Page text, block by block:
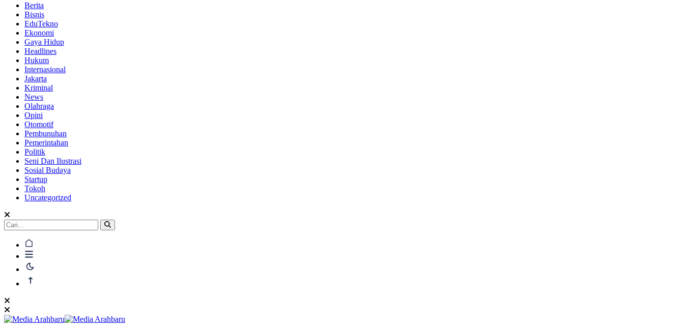
Berita
Bisnis
EduTekno
Ekonomi
Gaya Hidup
Headlines
Hukum
Internasional
Jakarta
Kriminal
News
Olahraga
Opini
Otomotif
Pembunuhan
Pemerintahan
Politik
Seni Dan Ilustrasi
Sosial Budaya
Startup
Tokoh
Uncategorized